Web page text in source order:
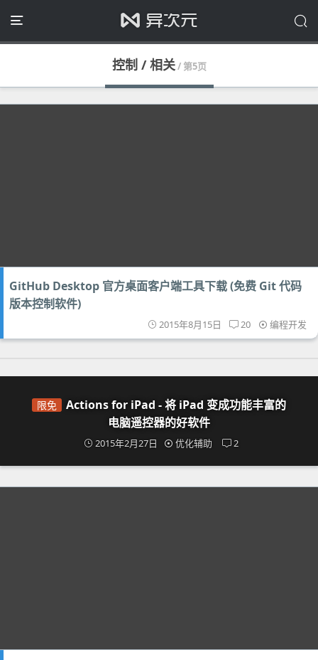
控制 / 相关/ 第5页
GitHub Desktop 官方桌面客户端工具下载 (免费 Git 代码
版本控制软件)
2015年8月15日 20 编程开发
限免
Actions for iPad - 将 iPad 变成功能丰富的
电脑遥控器的好软件
2015年2月27日 优化辅助 2